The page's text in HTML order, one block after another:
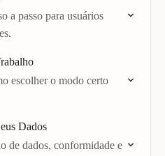
a passo para usuários
escolher o modo certo
Dados
de dados, conformidade e